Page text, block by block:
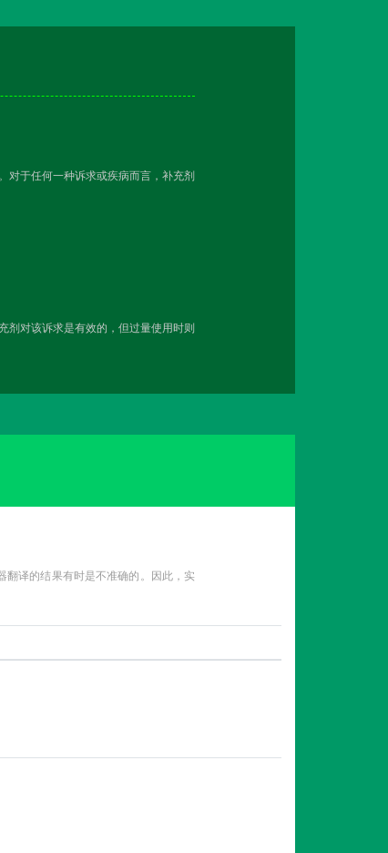
对于任何一种诉求或疾病而言，补充剂
剂对该诉求是有效的，但过量使用时则
翻译的结果有时是不准确的。因此，实